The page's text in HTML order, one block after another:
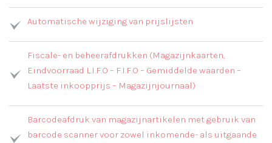
Automatische wijziging van prijslijsten
Fiscale- en beheerafdrukken (Magazijnkaarten,
Eindvoorraad L.I.F.O – F.I.F.O – Gemiddelde waarden –
Laatste inkoopprijs – Magazijnjournaal)
Barcodeafdruk van magazijnartikelen met gebruik van
barcode scanner voor zowel inkomende- als uitgaande